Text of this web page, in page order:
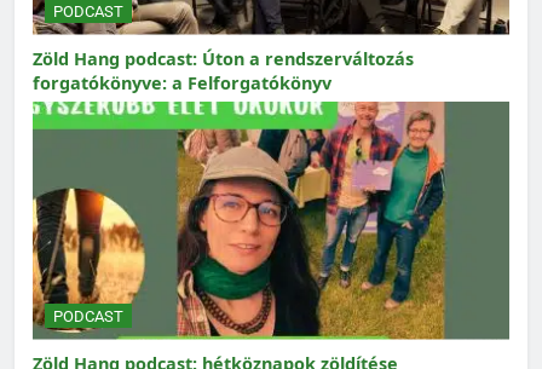
PODCAST
Zöld Hang podcast: Úton a rendszerváltozás
forgatókönyve: a Felforgatókönyv
PODCAST
Zöld Hang podcast: hétköznapok zöldítése